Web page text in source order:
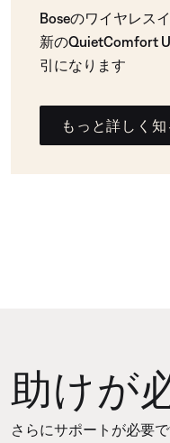
Boseのワイヤレス
新のQuietComfort
引になります
もっと詳しく知
助けが
さらにサポートが必要